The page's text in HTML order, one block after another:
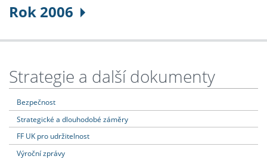
Rok 2006
Strategie a další dokumenty
Bezpečnost
Strategické a dlouhodobé záměry
FF UK pro udržitelnost
Výroční zprávy